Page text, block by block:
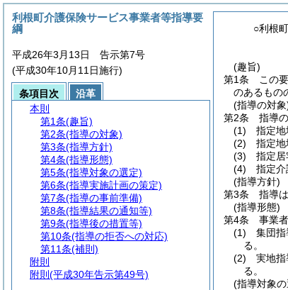
○利根
(趣旨)
第1条
この
のあるもの
(指導の対象
第2条
指導
(1)
指定
(2)
指定
(3)
指定
(4)
指定
(指導方針)
第3条
指導
(指導形態)
第4条
事業
(1)
集団
る。
(2)
実地
る。
(指導対象
利根町介護保険サービス事業者等指導要
綱
平成26年3月13日 告示第7号
(平成30年10月11日施行)
条項目次
沿革
本則
第1条(趣旨)
第2条(指導の対象)
第3条(指導方針)
第4条(指導形態)
第5条(指導対象の選定)
第6条(指導実施計画の策定)
第7条(指導の事前準備)
第8条(指導結果の通知等)
第9条(指導後の措置等)
第10条(指導の拒否への対応)
第11条(補則)
附則
附則 (平成30年告示第49号)